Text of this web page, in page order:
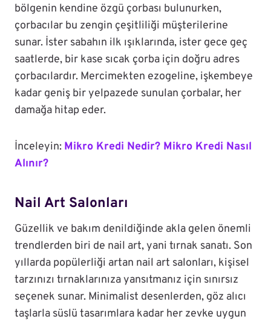
bölgenin kendine özgü çorbası bulunurken,
çorbacılar bu zengin çeşitliliği müşterilerine
sunar. İster sabahın ilk ışıklarında, ister gece geç
saatlerde, bir kase sıcak çorba için doğru adres
çorbacılardır. Mercimekten ezogeline, işkembeye
kadar geniş bir yelpazede sunulan çorbalar, her
damağa hitap eder.
İnceleyin: Mikro Kredi Nedir? Mikro Kredi Nasıl
Alınır?
Nail Art Salonları
Güzellik ve bakım denildiğinde akla gelen önemli
trendlerden biri de nail art, yani tırnak sanatı. Son
yıllarda popülerliği artan nail art salonları, kişisel
tarzınızı tırnaklarınıza yansıtmanız için sınırsız
seçenek sunar. Minimalist desenlerden, göz alıcı
taşlarla süslü tasarımlara kadar her zevke uygun